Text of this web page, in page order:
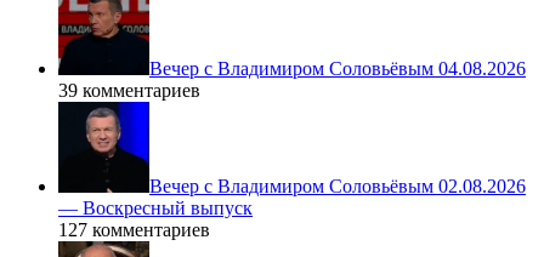
Вечер с Владимиром Соловьёвым 04.08.2026
39 комментариев
Вечер с Владимиром Соловьёвым 02.08.2026
— Воскресный выпуск
127 комментариев